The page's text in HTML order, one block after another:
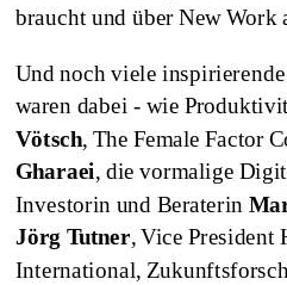
braucht und über New Work
Und noch viele
waren dabei - wie
Vötsch, The Female Factor
Gharaei, die vormalige
Investorin und Beraterin
Jörg Tutner, Vice President
International,